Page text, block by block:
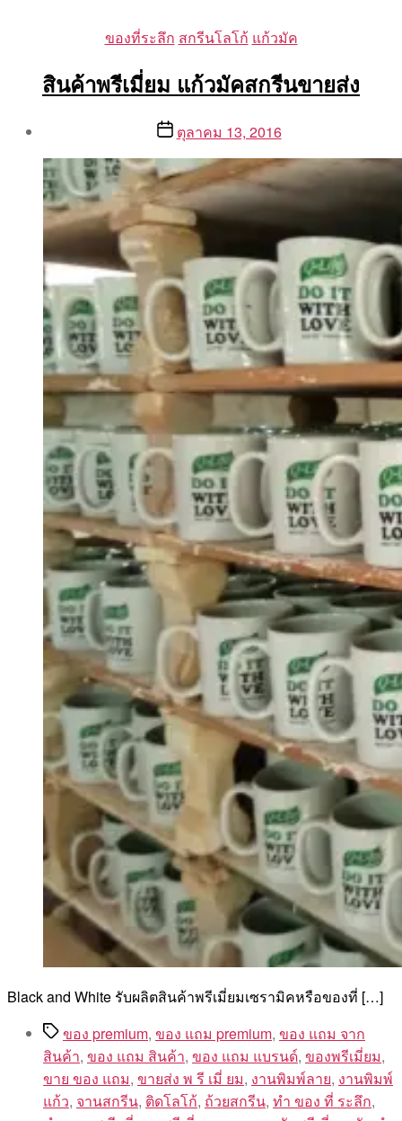
Categories
ของที่ระลึก สกรีนโลโก้ แก้วมัค
สินค้าพรีเมี่ยม แก้วมัคสกรีนขายส่ง
By
Aea
Postตุลาคม 13, 2016
Black and White รับผลิตสินค้าพรีเมี่ยมเซรามิคหรือของที่ […]
Tagsของ premium, ของ แถม premium, ของ แถม จาก
สินค้า, ของ แถม สินค้า, ของ แถม แบรนด์, ของพรีเมี่ยม,
ขาย ของ แถม, ขายส่ง พ รี เมี่ ยม, งานพิมพ์ลาย, งานพิมพ์
แก้ว, จานสกรีน, ติดโลโก้, ถ้วยสกรีน, ทํา ของ ที่ ระลึก,